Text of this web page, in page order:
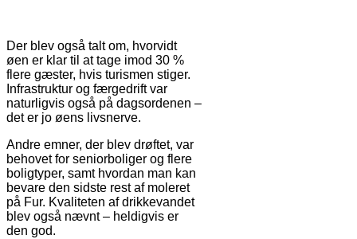
Der blev også talt om, hvorvidt
øen er klar til at tage imod 30 %
flere gæster, hvis turismen stiger.
Infrastruktur og færgedrift var
naturligvis også på dagsordenen –
det er jo øens livsnerve.
Andre emner, der blev drøftet, var
behovet for seniorboliger og flere
boligtyper, samt hvordan man kan
bevare den sidste rest af moleret
på Fur. Kvaliteten af drikkevandet
blev også nævnt – heldigvis er
den god.